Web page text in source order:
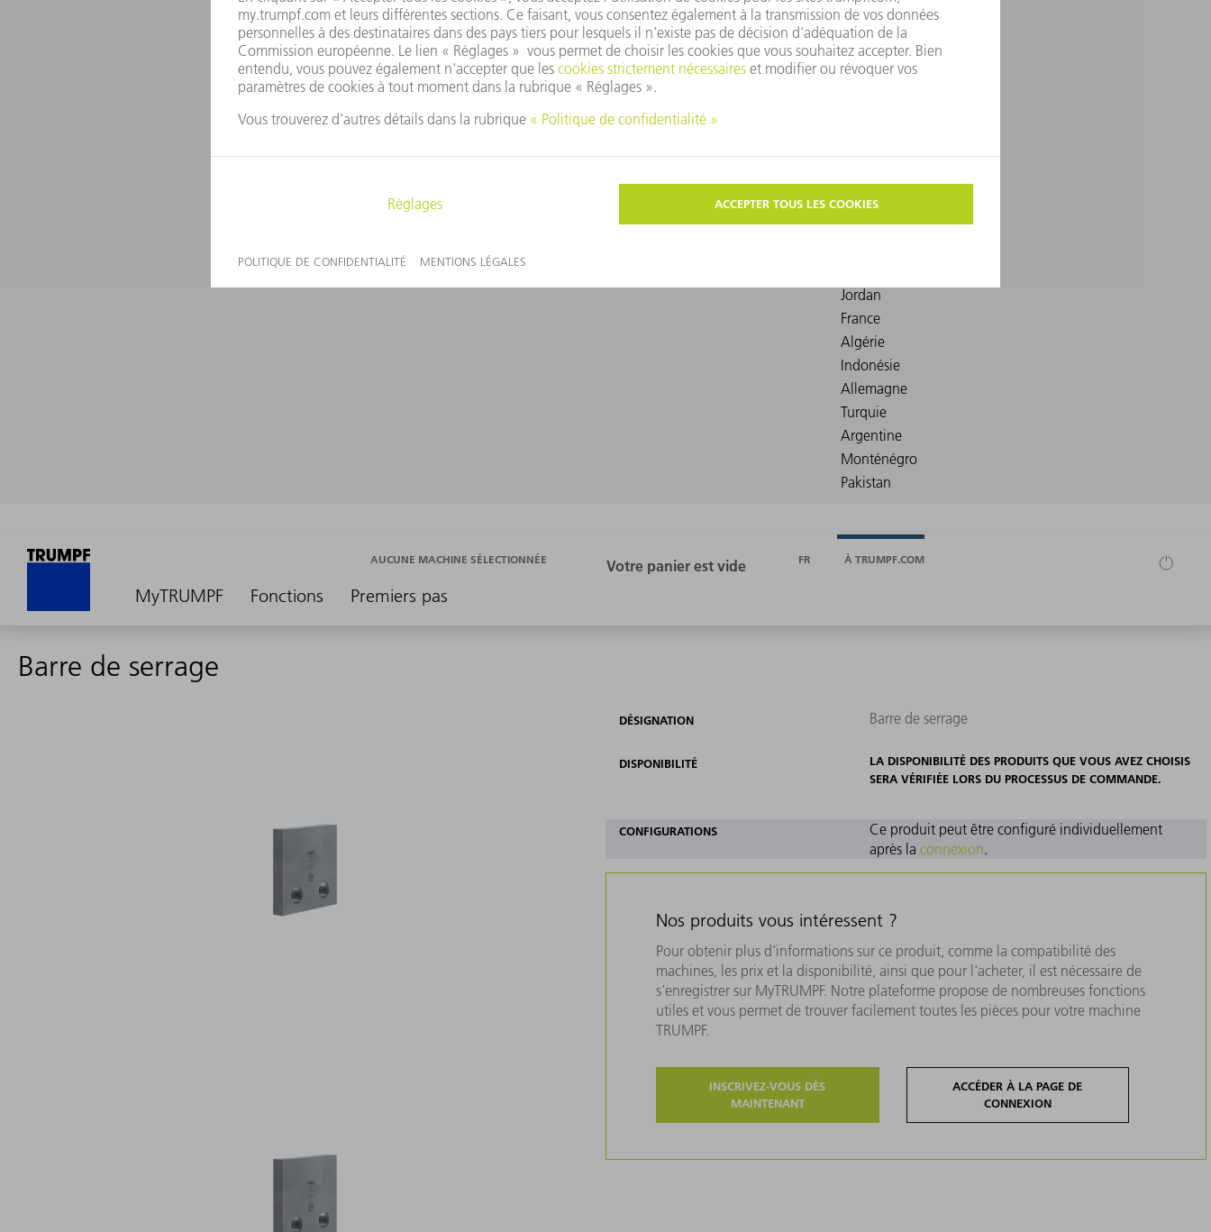
MyTRUMPF Fonctions Premiers pas
AUCUNE MACHINE SÉLECTIONNÉE FR À TRUMPF.COM
Barre de serrage
DÉSIGNATION Barre de serrage
DISPONIBILITÉ
LA DISPONIBILITÉ DES PRODUITS QUE VOUS AVEZ CHOISIS
SERA VÉRIFIÉE LORS DU PROCESSUS DE COMMANDE.
CONFIGURATIONS
Ce produit peut être configuré individuellement
après la connexion.
Nos produits vous intéressent ?
Pour obtenir plus d'informations sur ce produit, comme la compatibilité des
machines, les prix et la disponibilité, ainsi que pour l'acheter, il est nécessaire de
s'enregistrer sur MyTRUMPF. Notre plateforme propose de nombreuses fonctions
utiles et vous permet de trouver facilement toutes les pièces pour votre machine
TRUMPF.
INSCRIVEZ-VOUS DÈS
MAINTENANT
ACCÉDER À LA PAGE DE
CONNEXION